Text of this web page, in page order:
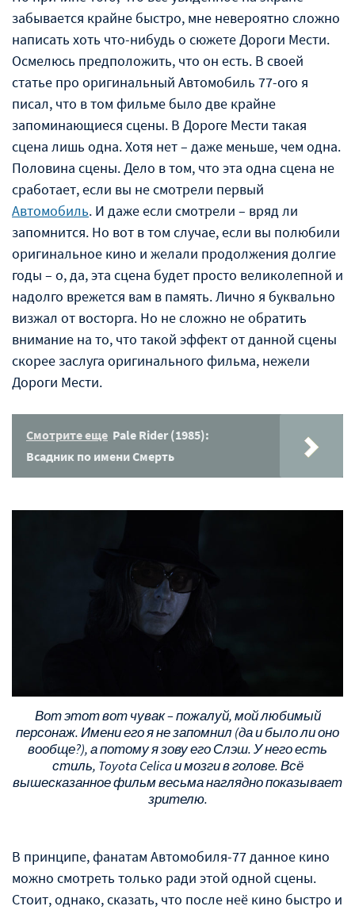
забывается крайне быстро, мне невероятно сложно
написать хоть что-нибудь о сюжете Дороги Мести.
Осмелюсь предположить, что он есть. В своей
статье про оригинальный Автомобиль 77-ого я
писал, что в том фильме было две крайне
запоминающиеся сцены. В Дороге Мести такая
сцена лишь одна. Хотя нет – даже меньше, чем одна.
Половина сцены. Дело в том, что эта одна сцена не
сработает, если вы не смотрели первый
Автомобиль. И даже если смотрели – вряд ли
запомнится. Но вот в том случае, если вы полюбили
оригинальное кино и желали продолжения долгие
годы – о, да, эта сцена будет просто великолепной и
надолго врежется вам в память. Лично я буквально
визжал от восторга. Но не сложно не обратить
внимание на то, что такой эффект от данной сцены
скорее заслуга оригинального фильма, нежели
Дороги Мести.
Смотрите еще Pale Rider (1985):
Всадник по имени Смерть
Вот этот вот чувак – пожалуй, мой любимый
персонаж. Имени его я не запомнил (да и было ли оно
вообще?), а потому я зову его Слэш. У него есть
стиль, Toyota Celica и мозги в голове. Всё
вышесказанное фильм весьма наглядно показывает
зрителю.
В принципе, фанатам Автомобиля-77 данное кино
можно смотреть только ради этой одной сцены.
Стоит, однако, сказать, что после неё кино быстро и